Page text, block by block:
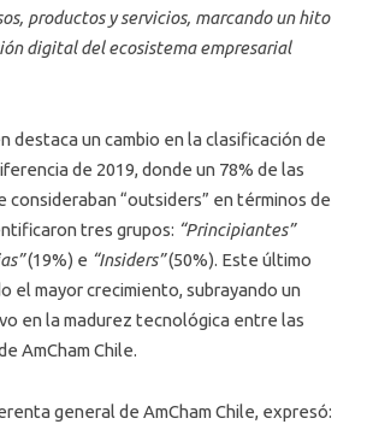
productos y servicios, marcando un hito
digital del ecosistema empresarial
destaca un cambio en la clasificación de
de 2019, donde un 78% de las
consideraban “outsiders” en términos de
tres grupos: “Principiantes”
(19%) e “Insiders”(50%). Este último
el mayor crecimiento, subrayando un
en la madurez tecnológica entre las
AmCham Chile.
general de AmCham Chile, expresó: